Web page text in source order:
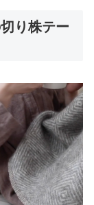
り株テー